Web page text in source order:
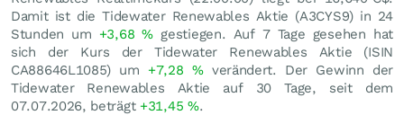
Damit ist die Tidewater Renewables Aktie (A3CYS9) in 24
Stunden um +3,68% gestiegen. Auf 7 Tage gesehen hat
sich der Kurs der Tidewater Renewables Aktie (ISIN
CA88646L1085) um +7,28 %verändert. Der Gewinn der
Tidewater Renewables Aktie auf 30 Tage, seit dem
07.07.2026, beträgt +31,45 %.